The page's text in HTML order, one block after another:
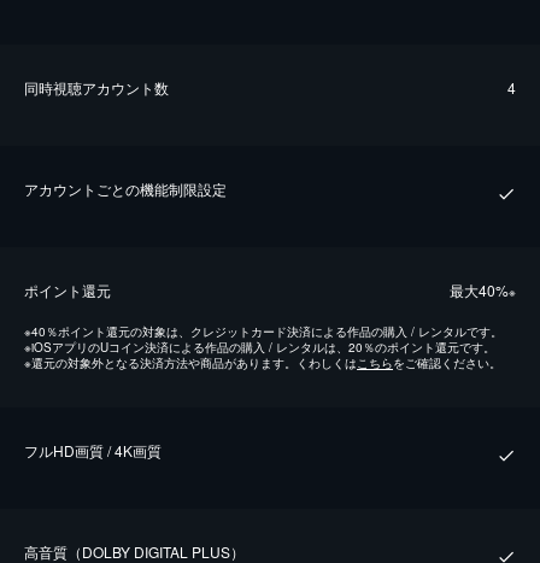
同時視聴アカウント数 4
アカウントごとの機能制限設定
ポイント還元 最⼤40%※
※40％ポイント還元の対象は、クレジットカード決済による作品の購入 / レンタルです。
※iOSアプリのUコイン決済による作品の購入 / レンタルは、20％のポイント還元です。
※還元の対象外となる決済方法や商品があります。くわしくは こちらをご確認ください。
フルHD画質 / 4K画質
⾼⾳質（DOLBY DIGITAL PLUS）